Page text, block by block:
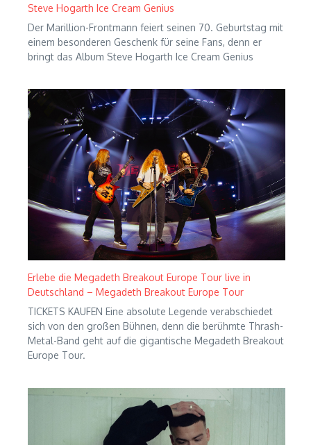
Steve Hogarth Ice Cream Genius
Der Marillion-Frontmann feiert seinen 70. Geburtstag mit
einem besonderen Geschenk für seine Fans, denn er
bringt das Album Steve Hogarth Ice Cream Genius
Erlebe die Megadeth Breakout Europe Tour live in
Deutschland – Megadeth Breakout Europe Tour
TICKETS KAUFEN Eine absolute Legende verabschiedet
sich von den großen Bühnen, denn die berühmte Thrash-
Metal-Band geht auf die gigantische Megadeth Breakout
Europe Tour.